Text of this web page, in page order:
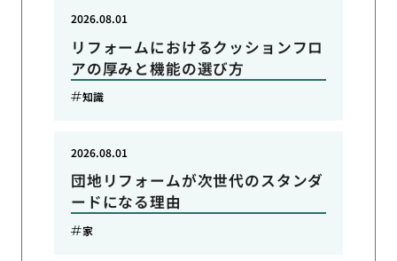
リフォームにおけるクッションフロ
アの厚みと機能の選び方
2026.08.01
知識
団地リフォームが次世代のスタンダ
ードになる理由
2026.08.01
家